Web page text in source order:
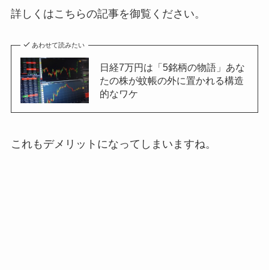
詳しくはこちらの記事を御覧ください。
あわせて読みたい
日経7万円は「5銘柄の物語」あな
たの株が蚊帳の外に置かれる構造
的なワケ
これもデメリットになってしまいますね。